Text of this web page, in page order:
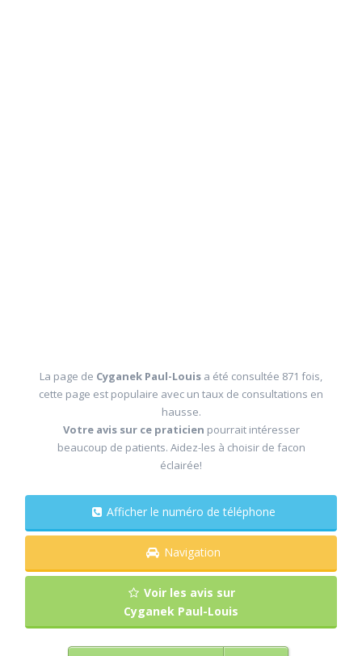
La page de Cyganek Paul-Louis a été consultée 871 fois,
cette page est populaire avec un taux de consultations en
hausse.
Votre avis sur ce praticien pourrait intéresser
beaucoup de patients. Aidez-les à choisir de facon
éclairée!
Afficher le numéro de téléphone
Navigation
Voir les avis sur
Cyganek Paul-Louis